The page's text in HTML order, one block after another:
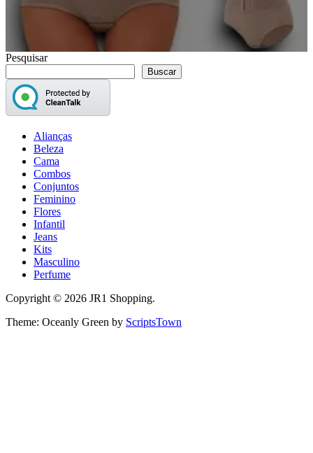
Pesquisar
Buscar
Alianças
Beleza
Cama
Combos
Conjuntos
Feminino
Flores
Infantil
Jeans
Kits
Masculino
Perfume
Copyright © 2026 JR1 Shopping.
Theme: Oceanly Green by ScriptsTown